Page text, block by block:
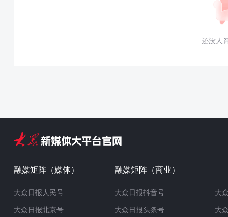
还没人
融媒矩阵（媒体）
大众日报人民号
大众日报北京号
融媒矩阵（商业）
大众日报抖音号
大众日报头条号
大
大